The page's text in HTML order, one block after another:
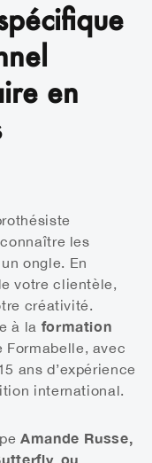
en
les
ongle. En
votre clientèle,
créativité.
à la formation
Formabelle, avec
ans d’expérience
international.
Amande Russe,
ou